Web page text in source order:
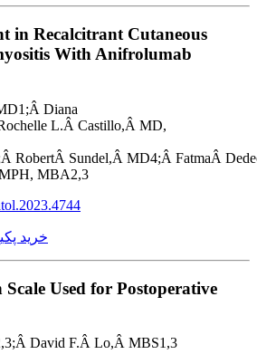
in Recalcitrant Cutaneous
With Anifrolumab
Diana
L.Â Castillo,Â MD,
RobertÂ Sundel,Â MD4;Â FatmaÂ
MBA2,3
خرید
Used for Postoperative
David F.Â Lo,Â MBS1,3